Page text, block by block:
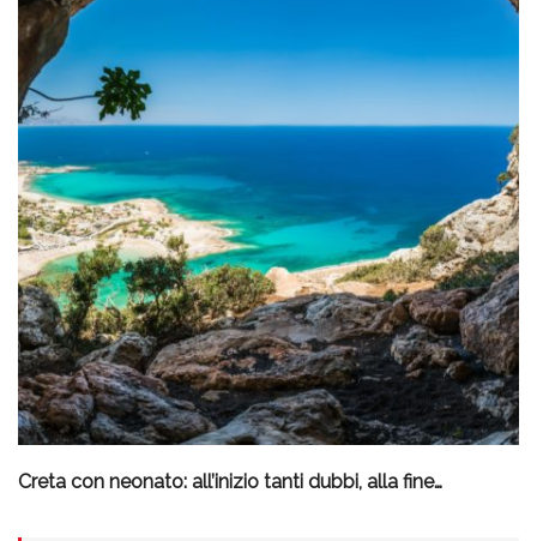
Creta con neonato: all’inizio tanti dubbi, alla fine…